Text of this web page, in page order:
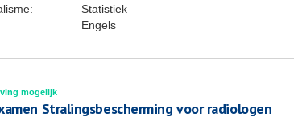
Statistiek
Engels
mogelijk
Stralingsbescherming voor radiologen